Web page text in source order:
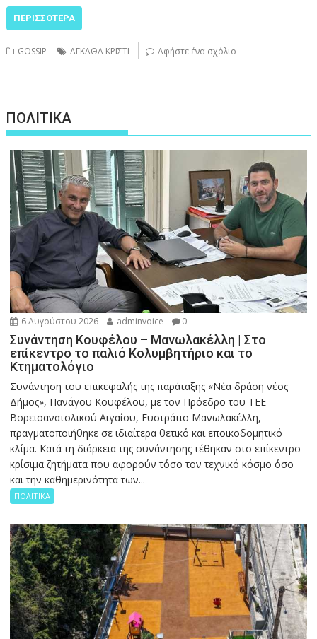
ΠΕΡΙΣΣΌΤΕΡΑ
GOSSIP ΑΓΚΑΘΑ ΚΡΙΣΤΙ Αφήστε ένα σχόλιο
ΠΟΛΙΤΙΚΑ
6 Αυγούστου 2026 adminvoice 0
Συνάντηση Κουφέλου – Μανωλακέλλη | Στο
επίκεντρο το παλιό Κολυμβητήριο και το
Κτηματολόγιο
Συνάντηση του επικεφαλής της παράταξης «Νέα δράση νέος
Δήμος», Πανάγου Κουφέλου, με τον Πρόεδρο του ΤΕΕ
Βορειοανατολικού Αιγαίου, Ευστράτιο Μανωλακέλλη,
πραγματοποιήθηκε σε ιδιαίτερα θετικό και εποικοδομητικό
κλίμα. Κατά τη διάρκεια της συνάντησης τέθηκαν στο επίκεντρο
κρίσιμα ζητήματα που αφορούν τόσο τον τεχνικό κόσμο όσο
και την καθημερινότητα των...
ΠΟΛΙΤΙΚΑ